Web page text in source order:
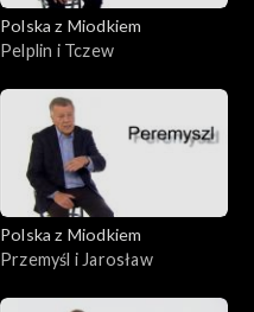
Polska z Miodkiem
Pelplin i Tczew
Polska z Miodkiem
Przemyśl i Jarosław